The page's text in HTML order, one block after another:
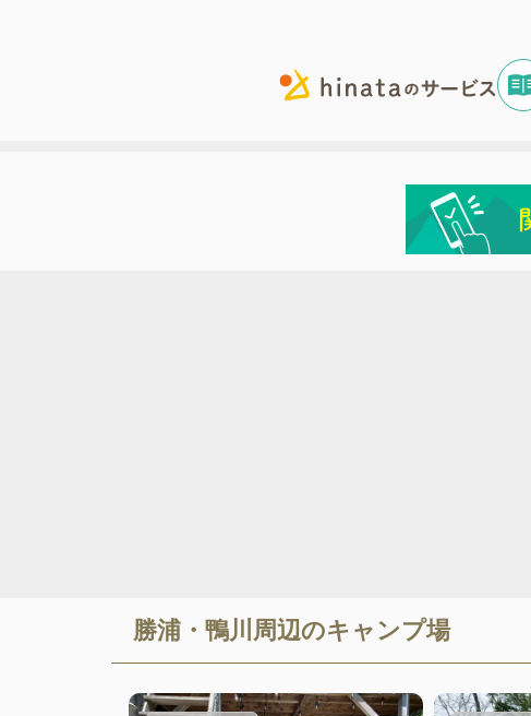
勝浦・鴨川 周辺のキャンプ場